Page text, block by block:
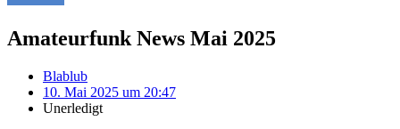
Amateurfunk News Mai 2025
Blablub
10. Mai 2025 um 20:47
Unerledigt